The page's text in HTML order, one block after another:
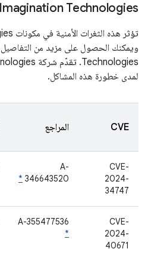
Imagination Technologies
لمدى خطورة هذه المشاكل.
CVE المراجع
CVE-
2024-
34747
A-
346643520
*
CVE-
2024-
40671
A-355477536
*